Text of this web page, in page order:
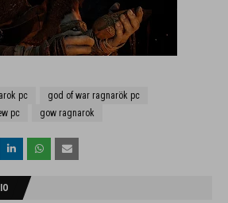
pc
god of war ragnarök pc
pc
gow ragnarok